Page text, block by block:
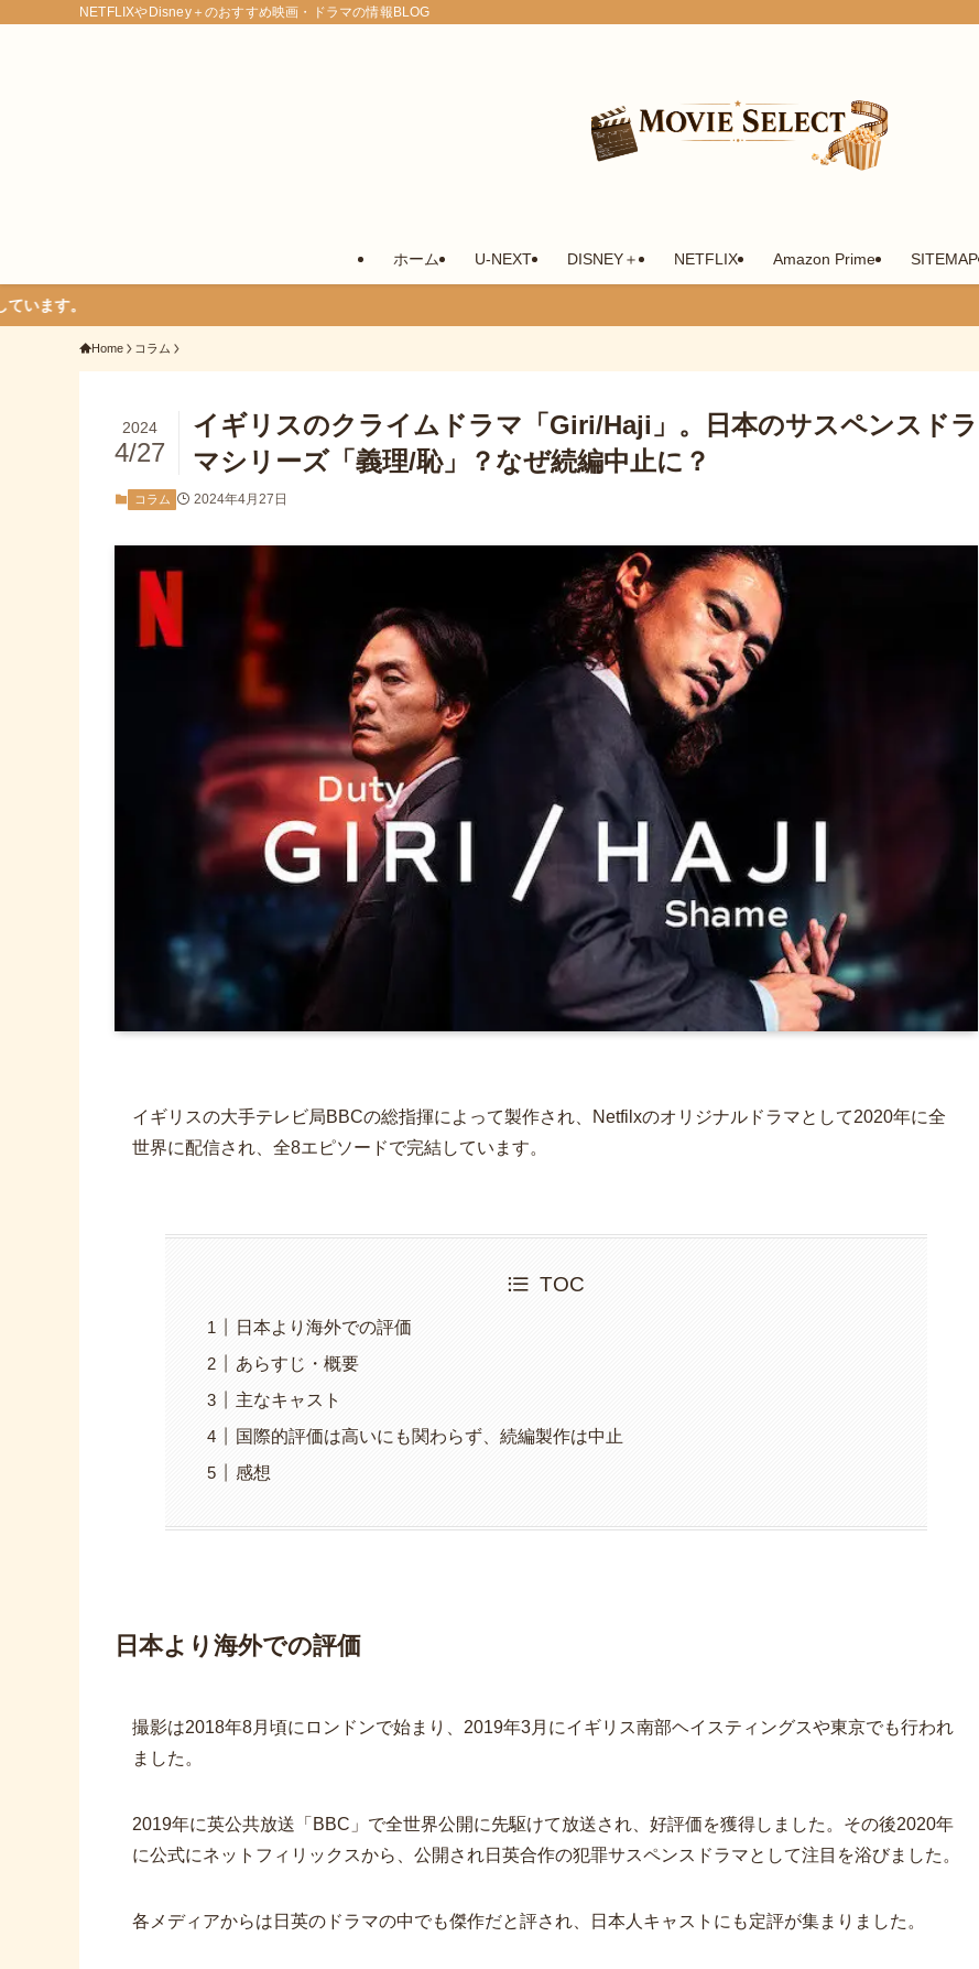
NETFLIXやDisney＋のおすすめ映画・ドラマの情報BLOG
ホーム U-NEXT DISNEY＋ NETFLIX Amazon Prime SITEMAP
Home コラム
イギリスのクライムドラマ「Giri/Haji」。日本のサスペンスドラ
マシリーズ「義理/恥」？なぜ続編中止に？
2024
4/27
コラム 2024年4月27日
イギリスの大手テレビ局BBCの総指揮によって製作され、Netfilxのオリジナルドラマとして2020年に全
世界に配信され、全8エピソードで完結しています。
TOC
日本より海外での評価
あらすじ・概要
主なキャスト
国際的評価は高いにも関わらず、続編製作は中止
感想
日本より海外での評価
撮影は2018年8月頃にロンドンで始まり、2019年3月にイギリス南部ヘイスティングスや東京でも行われ
ました。
2019年に英公共放送「BBC」で全世界公開に先駆けて放送され、好評価を獲得しました。その後2020年
に公式にネットフィリックスから、公開され日英合作の犯罪サスペンスドラマとして注目を浴びました。
各メディアからは日英のドラマの中でも傑作だと評され、日本人キャストにも定評が集まりました。